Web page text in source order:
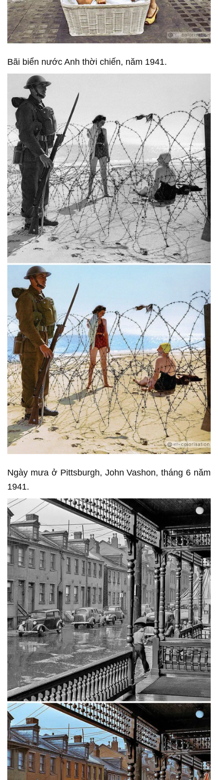
Bãi biển nước Anh thời chiến, năm 1941.
Ngày mưa ở Pittsburgh, John Vashon, tháng 6 năm
1941.